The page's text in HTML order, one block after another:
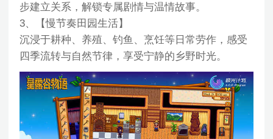
步建立关系，解锁专属剧情与温情故事。
3、【慢节奏田园生活】
沉浸于耕种、养殖、钓鱼、烹饪等日常劳作，感受
四季流转与自然节律，享受宁静的乡野时光。